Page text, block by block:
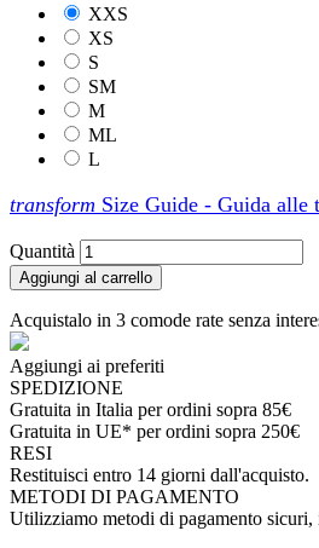
XXS
XS
S
SM
M
ML
L
transform Size Guide - Guida alle
Quantità
Aggiungi al carrello
Acquistalo in 3 comode rate senza
Aggiungi ai preferiti
SPEDIZIONE
Gratuita in Italia per ordini sopra 85€
Gratuita in UE* per ordini sopra 250€
RESI
Restituisci entro 14 giorni dall'acquisto.
METODI DI PAGAMENTO
Utilizziamo metodi di pagamento